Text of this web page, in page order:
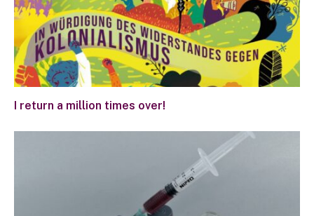
I return a million times over!